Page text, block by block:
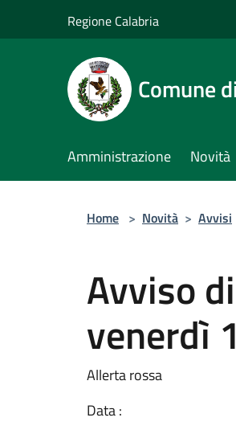
Regione Calabria
Comune
Amministrazione Novità
Home > Novità > Avvisi
Avviso
venerdì
Allerta rossa
Data :